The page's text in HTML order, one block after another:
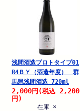
浅間酒造プロトタイプ01
R4ＢＹ（酒造年度） 群
馬県浅間酒造 720ml
2,000円 (税込 2,200
円)
在庫 ×